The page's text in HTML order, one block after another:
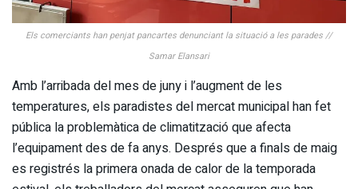
Els comerciants han penjat pancartes denunciant la situació a les parades //
Samar Elansari
Amb l’arribada del mes de juny i l’augment de les
temperatures, els paradistes del mercat municipal han fet
pública la problemàtica de climatització que afecta
l’equipament des de fa anys. Després que a finals de maig
es registrés la primera onada de calor de la temporada